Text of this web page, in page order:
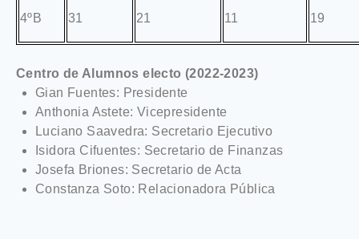
4ºB 31 21 11 19
Centro de Alumnos electo (2022-2023)
Gian Fuentes: Presidente
Anthonia Astete: Vicepresidente
Luciano Saavedra: Secretario Ejecutivo
Isidora Cifuentes: Secretario de Finanzas
Josefa Briones: Secretario de Acta
Constanza Soto: Relacionadora Pública